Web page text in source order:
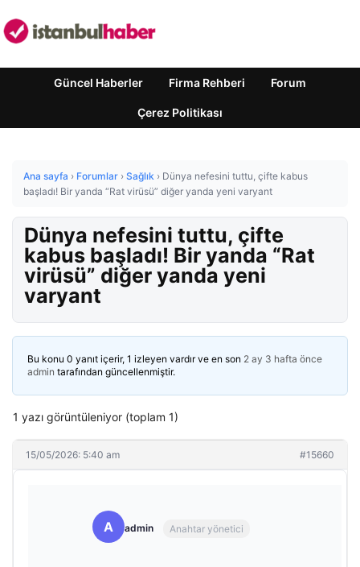
Güncel Haberler Firma Rehberi Forum
Çerez Politikası
Ana sayfa › Forumlar › Sağlık › Dünya nefesini tuttu, çifte kabus
başladı! Bir yanda “Rat virüsü” diğer yanda yeni varyant
Dünya nefesini tuttu, çifte
kabus başladı! Bir yanda “Rat
virüsü” diğer yanda yeni
varyant
Bu konu 0 yanıt içerir, 1 izleyen vardır ve en son 2 ay 3 hafta önce
admin tarafından güncellenmiştir.
1 yazı görüntüleniyor (toplam 1)
15/05/2026: 5:40 am #15660
A admin Anahtar yönetici